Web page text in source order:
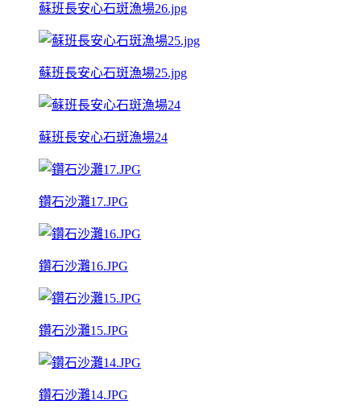
蘇班長安心石斑漁場26.jpg
蘇班長安心石斑漁場25.jpg
蘇班長安心石斑漁場24
鑽石沙灘17.JPG
鑽石沙灘16.JPG
鑽石沙灘15.JPG
鑽石沙灘14.JPG